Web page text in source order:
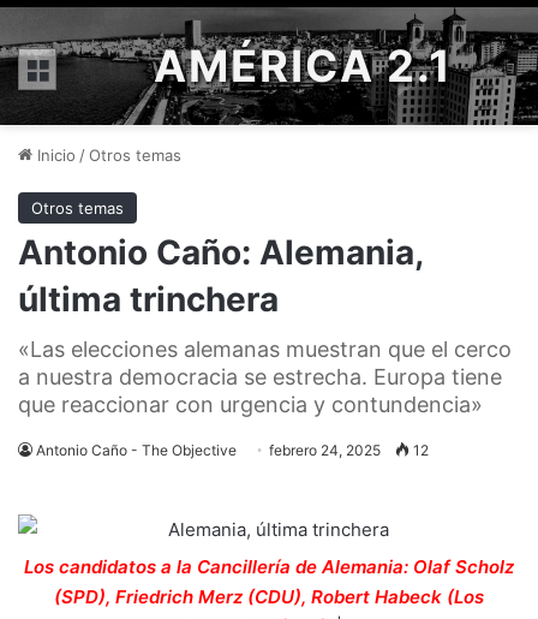
Menú AMÉRICA 2.1
Inicio /Otros temas
Otros temas
Antonio Caño: Alemania,
última trinchera
«Las elecciones alemanas muestran que el cerco
a nuestra democracia se estrecha. Europa tiene
que reaccionar con urgencia y contundencia»
Antonio Caño - The Objective febrero 24, 2025 12
Los candidatos a la Cancillería de Alemania: Olaf Scholz
(SPD), Friedrich Merz (CDU), Robert Habeck (Los